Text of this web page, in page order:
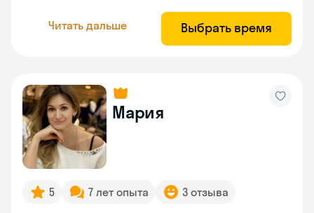
Читать дальше Выбрать время
Мария
5 7 лет опыта 3 отзыва